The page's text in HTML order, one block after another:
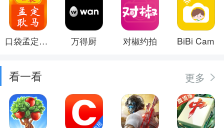
口袋孟定耿马 万得厨 对椒约拍 BiBi Cam
看一看 更多